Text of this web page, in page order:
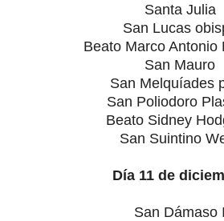
Santa Julia
San Lucas
Beato Marco Antonio
San Mauro
San Melquíades
San Poliodoro
Beato Sidney
San Suintino
Día 11 de
San Dámaso I